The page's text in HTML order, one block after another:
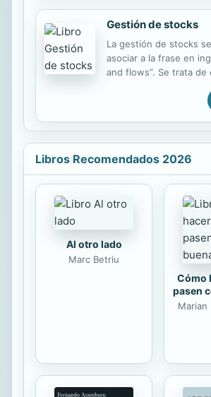
sector público, ya que
encontrará información
Departamento acerca
aspectos
mercado laboral; del
exterior; datos
Censo Nacional
Gestión de stocks
La gestión de stocks
asociar a la frase en
and flows”. Se trata de
flujo de stocks desde
(proveedores) hasta
ventas de acuerdo con
especificaciones de
han de conjugar los
guardar el stock en
máxima velocidad de
producto a lo largo de
una primera parte
objetivo de comprender
integral de stock a lo
plantea un caso de...
Libros Recomendados 2026
Al otro lado
Marc Betriu
Cómo
pasen
Marian